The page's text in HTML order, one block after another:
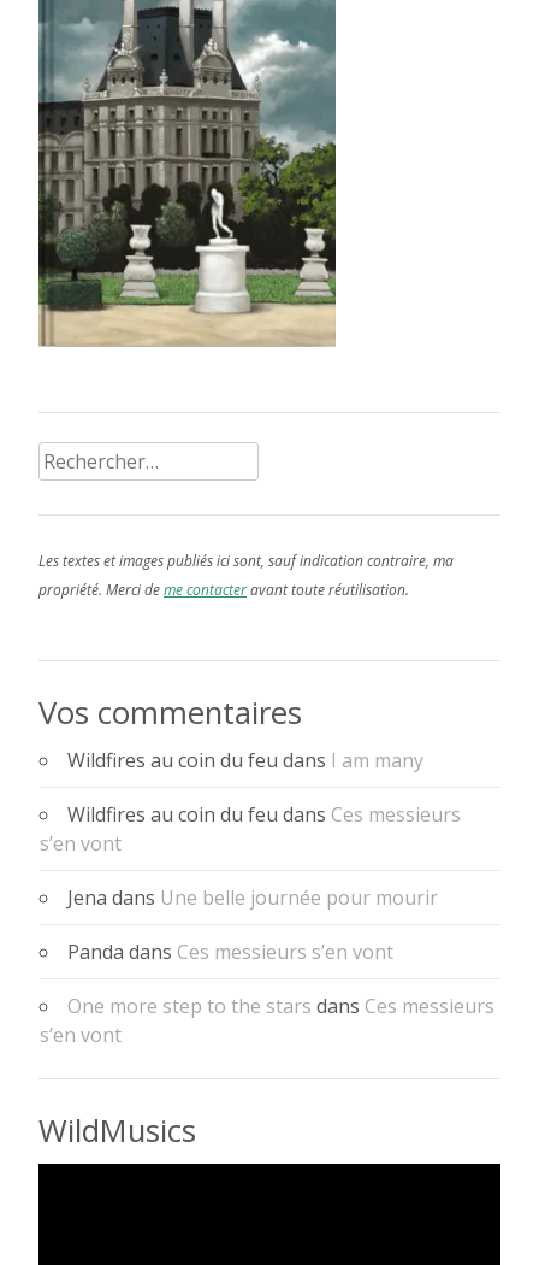
Rechercher :
Les textes et images publiés ici sont, sauf indication contraire, ma
propriété. Merci deme contacteravant toute réutilisation.
Vos commentaires
Wildfires au coin du feu dans I am many
Wildfires au coin du feu dans Ces messieurs
s’en vont
Jena dans Une belle journée pour mourir
Panda dans Ces messieurs s’en vont
One more step to the stars dans Ces messieurs
s’en vont
WildMusics